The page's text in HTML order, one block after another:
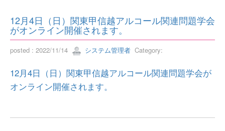
12月4日（日）関東甲信越アルコール関連問題学会
がオンライン開催されます。
posted : 2022/11/14 システム管理者 Category:
12月4日（日）関東甲信越アルコール関連問題学会が
オンライン開催されます。